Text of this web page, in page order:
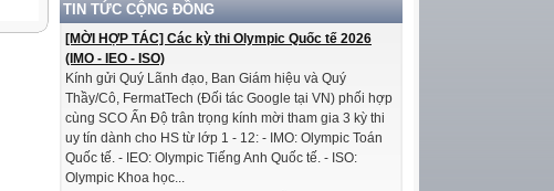
TIN TỨC CỘNG ĐỒNG
[MỜI HỢP TÁC] Các kỳ thi Olympic Quốc tế 2026
(IMO - IEO - ISO)
Kính gửi Quý Lãnh đạo, Ban Giám hiệu và Quý
Thầy/Cô, FermatTech (Đối tác Google tại VN) phối hợp
cùng SCO Ấn Độ trân trọng kính mời tham gia 3 kỳ thi
uy tín dành cho HS từ lớp 1 - 12: - IMO: Olympic Toán
Quốc tế. - IEO: Olympic Tiếng Anh Quốc tế. - ISO:
Olympic Khoa học...